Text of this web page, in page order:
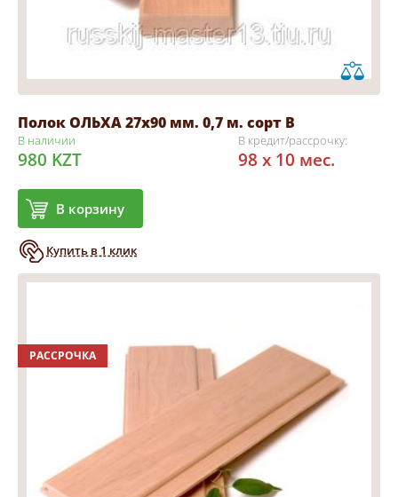
Полок ОЛЬХА 27х90 мм. 0,7 м. сорт В
В наличии
980 KZT
В корзину
Купить в 1 клик
В кредит/рассрочку:
98 x 10 мес.
РАССРОЧКА